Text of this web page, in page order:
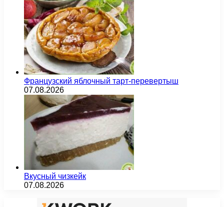
Французский яблочный тарт-перевертыш
07.08.2026
Вкусный чизкейк
07.08.2026